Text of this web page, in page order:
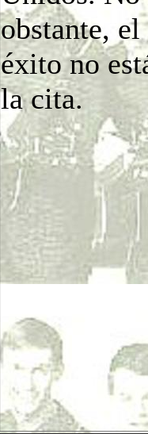
obstante, el
éxito no
la cita.